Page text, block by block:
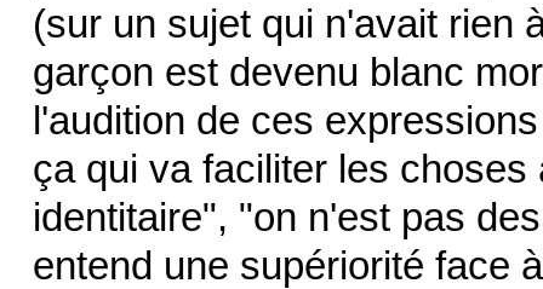
(sur un sujet qui n'avait rien
garçon est devenu blanc
l'audition de ces
ça qui va faciliter les
identitaire", "on n'est pas
entend une supériorité face